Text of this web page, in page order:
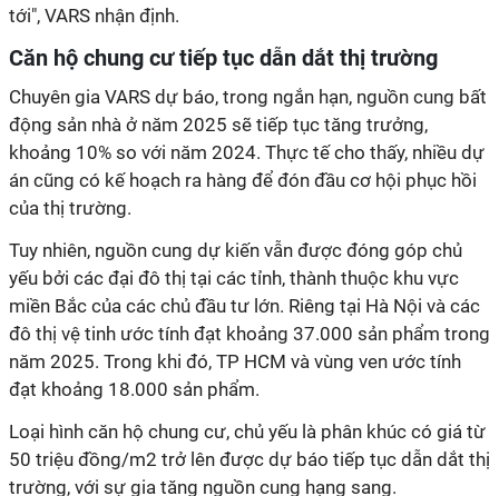
tới", VARS nhận định.
Căn hộ chung cư tiếp tục dẫn dắt thị trường
Chuyên gia VARS dự báo, trong ngắn hạn, nguồn cung bất
động sản nhà ở năm 2025 sẽ tiếp tục tăng trưởng,
khoảng 10% so với năm 2024. Thực tế cho thấy, nhiều dự
án cũng có kế hoạch ra hàng để đón đầu cơ hội phục hồi
của thị trường.
Tuy nhiên, nguồn cung dự kiến vẫn được đóng góp chủ
yếu bởi các đại đô thị tại các tỉnh, thành thuộc khu vực
miền Bắc của các chủ đầu tư lớn. Riêng tại Hà Nội và các
đô thị vệ tinh ước tính đạt khoảng 37.000 sản phẩm trong
năm 2025. Trong khi đó, TP HCM và vùng ven ước tính
đạt khoảng 18.000 sản phẩm.
Loại hình căn hộ chung cư, chủ yếu là phân khúc có giá từ
50 triệu đồng/m2 trở lên được dự báo tiếp tục dẫn dắt thị
trường, với sự gia tăng nguồn cung hạng sang.